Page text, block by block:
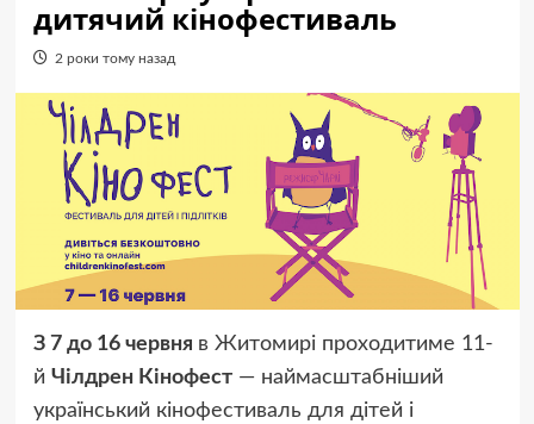
дитячий кінофестиваль
2 роки тому назад
З 7 до 16 червня в Житомирі проходитиме 11-
й Чілдрен Кінофест— наймасштабніший
український кінофестиваль для дітей і